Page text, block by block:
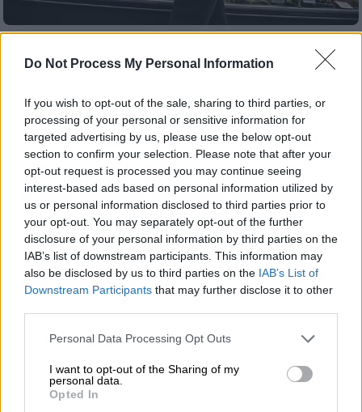
Do Not Process My Personal Information
If you wish to opt-out of the sale, sharing to third parties, or
processing of your personal or sensitive information for
targeted advertising by us, please use the below opt-out
section to confirm your selection. Please note that after your
opt-out request is processed you may continue seeing
interest-based ads based on personal information utilized by
us or personal information disclosed to third parties prior to
your opt-out. You may separately opt-out of the further
disclosure of your personal information by third parties on the
IAB’s list of downstream participants. This information may
also be disclosed by us to third parties on the IAB’s List of
Downstream Participants that may further disclose it to other
Please note that this website/app uses one or more Google
not limited to your visit or usage behaviour. You may click to
grant or deny consent to Google and its third-party tags to
use your data for below specified purposes in below Google
Personal Data Processing Opt Outs
I want to opt-out of the Sharing of my
personal data.
Opted In
Καλάθι του νοικοκυριού: Η μεγάλη
στα ράφια των σούπερ μάρκετ – Τι
ανέφερε ο Γεωργιάδης
Θα αναγράφεται και η προηγουμένη τιμή των
προϊόντων που είναι στο καλάθι για να είναι
άμεση η σύγκριση των τιμών